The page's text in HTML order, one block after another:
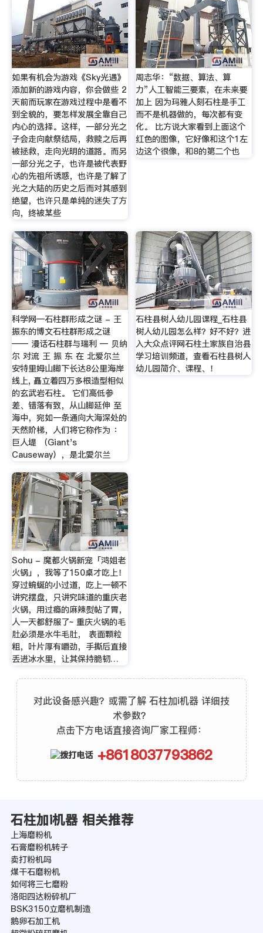
如果有机会为游戏《Sky光遇》
添加新的游戏内容，你会做些 2
天前而玩家在游戏过程中是看不
到全貌的，要怎样发展全靠自己
内心的选择。这样，一部分光之
子会走向献祭结局，救赎之后再
被拯救，走向光明的道路。而另
一部分光之子，也许是被代表野
心的先祖所诱惑，也许是了解了
光之大陆的历史之后而对其感到
绝望，也许只是单纯的迷失了方
向，终被某些
周志华：“数据、算法、算
力”人工智能三要素，在未来要
加上 因为玛雅人刻石柱是手工
而不是机器做的，每次都有变
化。 比方说大家看到上面这个
红色的图像，它好像和这个1左
边这个很像，和8的第二个也
科学网—石柱群形成之谜 - 王
振东的博文石柱群形成之谜
—— 漫话石柱群与瑞利 — 贝纳
尔 对流 王 振 东 在 北爱尔兰
安特里姆山脚下长达8公里海岸
线上, 矗立着四万多根造型相似
的玄武岩石柱。 它们高低参
差、错落有致，从山脚延伸 至
海中，宛如一条通向大海深处的
天然阶梯，人们将它称作为 ：
巨人堤 （Giant's
Causeway），是北愛尔兰
石柱县树人幼儿园课程_石柱县
树人幼儿园怎么样？好不好？进
入大众点评网石柱土家族自治县
学习培训频道，查看石柱县树人
幼儿园简介、课程、！
Sohu - 魔都火锅新宠「鸿姐老
火锅」，我等了150桌才吃上！
穿过蜿蜒的小过道，吃上一顿不
讲究摆盘，只讲究味道的重庆老
火锅，用过瘾的麻辣熨帖了胃，
人一天都舒服了~ 重庆火锅的毛
肚必须是水牛毛肚， 表面颗粒
粗，叶片厚有嚼劲，手撕后直接
丢进冰水里，让其保持脆韧…
对此设备感兴趣？或需了解 石柱加i机器 详细技
术参数？
点击下方电话直接咨询厂家工程师：
+8618037793862
石柱加i机器 相关推荐
上海磨粉机
石膏磨粉机转子
卖打粉机吗
煤干石磨粉机
如何将三七磨粉
洛阳四达粉碎机厂
BSK3150立磨机制造
鹅卵石加工机